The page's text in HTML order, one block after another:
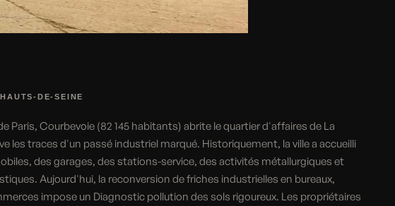
HAUTS-DE-SEINE
Paris, Courbevoie (82 145 habitants) abrite le quartier d'affaires de La
les traces d'un passé industriel marqué. Historiquement, la ville a accueilli
des garages, des stations-service, des activités métallurgiques et
Aujourd'hui, la reconversion de friches industrielles en bureaux,
impose un Diagnostic pollution des sols rigoureux. Les propriétaires